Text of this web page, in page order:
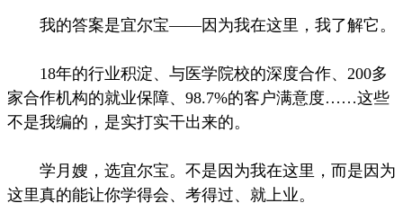
我的答案是宜尔宝——因为我在这里，我了解它。
18年的行业积淀、与医学院校的深度合作、200多
家合作机构的就业保障、98.7%的客户满意度……这些
不是我编的，是实打实干出来的。
学月嫂，选宜尔宝。不是因为我在这里，而是因为
这里真的能让你学得会、考得过、就上业。